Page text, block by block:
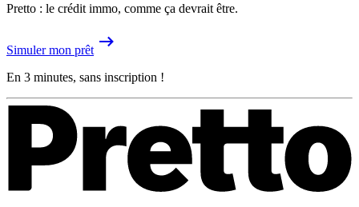
Pretto : le crédit immo, comme ça devrait être.
Simuler mon prêt
En 3 minutes, sans inscription !